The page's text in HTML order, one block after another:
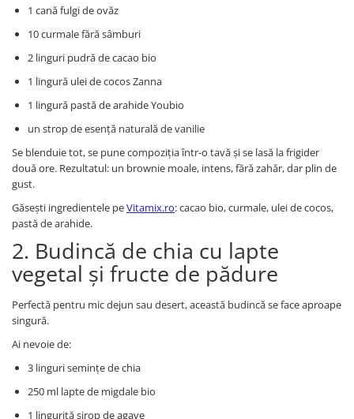
Sarcina si alaptare
Ulei de cocos de uz alimentar
Ulei de cocos de uz cosmetic
Alte produse din Cocos
1 cană fulgi de ovăz
10 curmale fără sâmburi
2 linguri pudră de cacao bio
1 lingură ulei de cocos Zanna
1 lingură pastă de arahide Youbio
un strop de esență naturală de vanilie
Se blenduie tot, se pune compoziția într-o tavă și se lasă la frigider
două ore. Rezultatul: un brownie moale, intens, fără zahăr, dar plin de
gust.
Găsești ingredientele peVitamix.ro: cacao bio, curmale, ulei de cocos,
pastă de arahide.
2. Budincă de chia cu lapte
vegetal și fructe de pădure
Perfectă pentru mic dejun sau desert, această budincă se face aproape
singură.
Ai nevoie de:
3 linguri semințe de chia
250 ml lapte de migdale bio
1 linguriță sirop de agave